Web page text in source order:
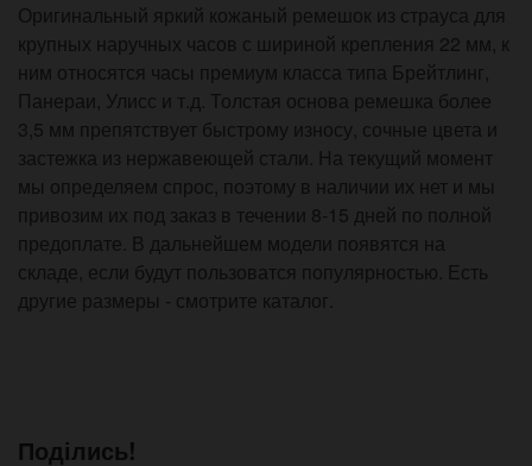
Оригинальный яркий кожаный ремешок из страуса для
крупных наручных часов с шириной крепления 22 мм, к
ним относятся часы премиум класса типа Брейтлинг,
Панераи, Улисс и т.д. Толстая основа ремешка более
3,5 мм препятствует быстрому износу, сочные цвета и
застежка из нержавеющей стали. На текущий момент
мы определяем спрос, поэтому в наличии их нет и мы
привозим их под заказ в течении 8-15 дней по полной
предоплате. В дальнейшем модели появятся на
складе, если будут пользоватся популярностью. Есть
другие размеры - смотрите каталог.
Поділись!